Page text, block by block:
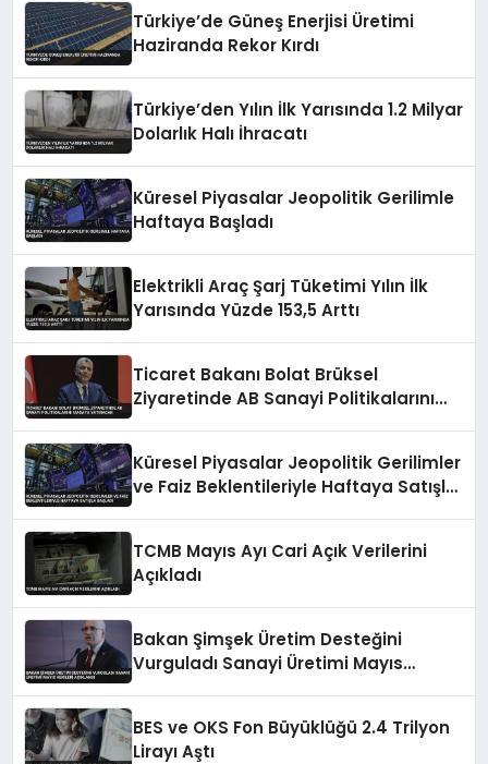
Türkiye’de Güneş Enerjisi Üretimi
Haziranda Rekor Kırdı
Türkiye’den Yılın İlk Yarısında 1.2 Milyar
Dolarlık Halı İhracatı
Küresel Piyasalar Jeopolitik Gerilimle
Haftaya Başladı
Elektrikli Araç Şarj Tüketimi Yılın İlk
Yarısında Yüzde 153,5 Arttı
Ticaret Bakanı Bolat Brüksel
Ziyaretinde AB Sanayi Politikalarını
Küresel Piyasalar Jeopolitik Gerilimler
ve Faiz Beklentileriyle Haftaya Satışla
TCMB Mayıs Ayı Cari Açık Verilerini
Açıkladı
Bakan Şimşek Üretim Desteğini
Vurguladı Sanayi Üretimi Mayıs
BES ve OKS Fon Büyüklüğü 2.4 Trilyon
Lirayı Aştı